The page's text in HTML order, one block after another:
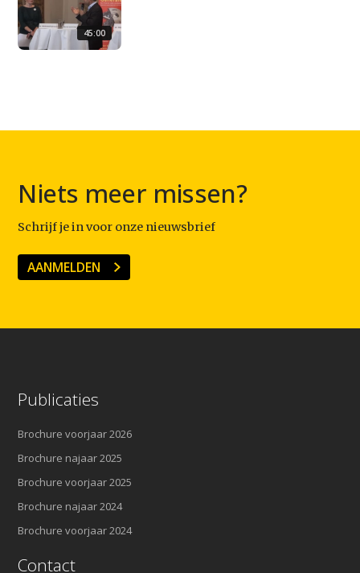
45:00
Niets meer missen?
Schrijf je in voor onze nieuwsbrief
AANMELDEN
Publicaties
Brochure voorjaar 2026
Brochure najaar 2025
Brochure voorjaar 2025
Brochure najaar 2024
Brochure voorjaar 2024
Contact